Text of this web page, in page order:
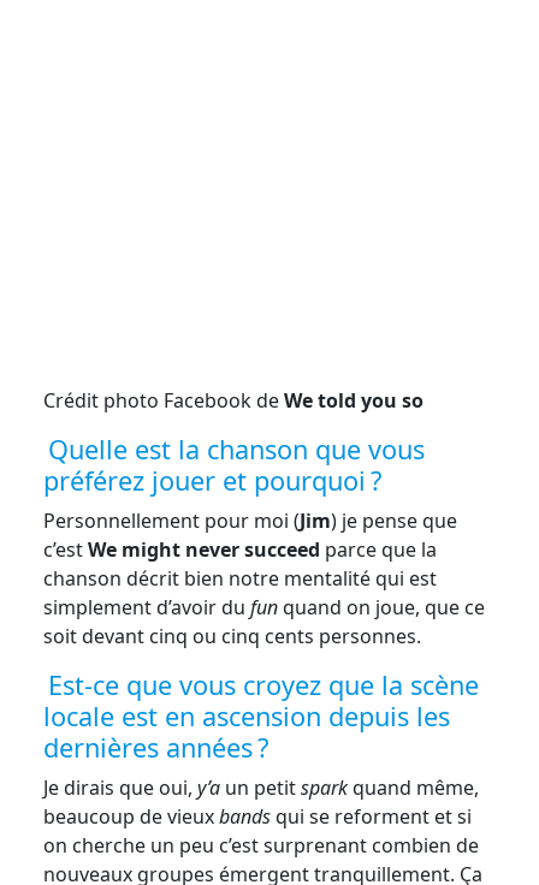
Crédit photo Facebook deWe told you so
Quelle est la chanson que vous
préférez jouer et pourquoi ?
Personnellement pour moi (Jim) je pense que
c’estWe might never succeed parce que la
chanson décrit bien notre mentalité qui est
simplement d’avoir du funquand on joue, que ce
soit devant cinq ou cinq cents personnes.
Est-ce que vous croyez que la scène
locale est en ascension depuis les
dernières années ?
Je dirais que oui, y’a un petitsparkquand même,
beaucoup de vieuxbandsqui se reforment et si
on cherche un peu c’est surprenant combien de
nouveaux groupes émergent tranquillement. Ça